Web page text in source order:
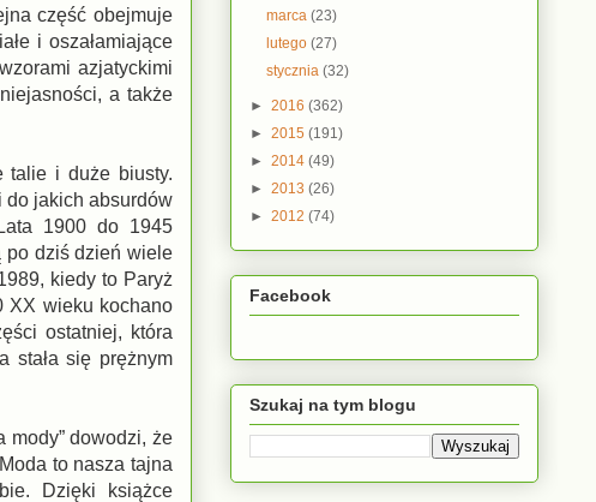
część obejmuje
i oszałamiające
azjatyckimi
a także
talie i duże biusty.
do jakich absurdów
1900 do 1945
po dziś dzień wiele
kiedy to Paryż
XX wieku kochano
ostatniej, która
stała się prężnym
mody” dowodzi, że
to nasza tajna
Dzięki książce
marca(23)
lutego(27)
stycznia(32)
► 2016 (362)
► 2015 (191)
► 2014 (49)
► 2013 (26)
► 2012 (74)
Facebook
Szukaj na tym blogu